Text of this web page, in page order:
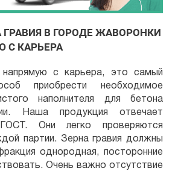
ГРАВИЯ В ГОРОДЕ ЖАВОРОНКИ
С КАРЬЕРА
напрямую с карьера, это самый
приобрести необходимое
наполнителя для бетона
Наша продукция отвечает
Они легко проверяются
партии. Зерна гравия должны
однородная, посторонние
Очень важно отсутствие